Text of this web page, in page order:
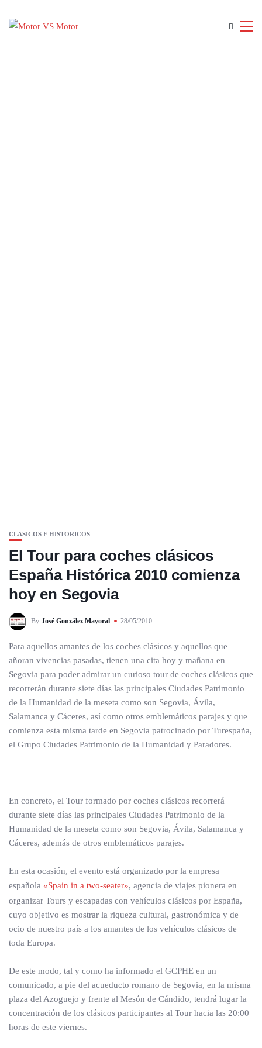
CLASICOS E HISTORICOS
El Tour para coches clásicos
España Histórica 2010 comienza
hoy en Segovia
By José González Mayoral 28/05/2010
Para aquellos amantes de los coches clásicos y aquellos que
añoran vivencias pasadas, tienen una cita hoy y mañana en
Segovia para poder admirar un curioso tour de coches clásicos que
recorrerán durante siete días las principales Ciudades Patrimonio
de la Humanidad de la meseta como son Segovia, Ávila,
Salamanca y Cáceres, así como otros emblemáticos parajes y que
comienza esta misma tarde en Segovia patrocinado por Turespaña,
el Grupo Ciudades Patrimonio de la Humanidad y Paradores.
En concreto, el Tour formado por coches clásicos recorrerá
durante siete días las principales Ciudades Patrimonio de la
Humanidad de la meseta como son Segovia, Ávila, Salamanca y
Cáceres, además de otros emblemáticos parajes.
En esta ocasión, el evento está organizado por la empresa
española «Spain in a two-seater», agencia de viajes pionera en
organizar Tours y escapadas con vehículos clásicos por España,
cuyo objetivo es mostrar la riqueza cultural, gastronómica y de
ocio de nuestro país a los amantes de los vehículos clásicos de
toda Europa.
De este modo, tal y como ha informado el GCPHE en un
comunicado, a pie del acueducto romano de Segovia, en la misma
plaza del Azoguejo y frente al Mesón de Cándido, tendrá lugar la
concentración de los clásicos participantes al Tour hacia las 20:00
horas de este viernes.